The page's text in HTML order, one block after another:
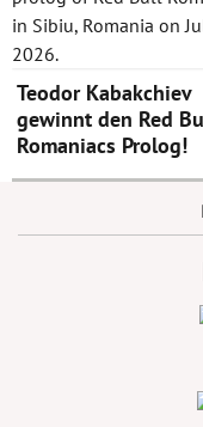
Teodor Kabakchiev
gewinnt den Red
Romaniacs Prolog!